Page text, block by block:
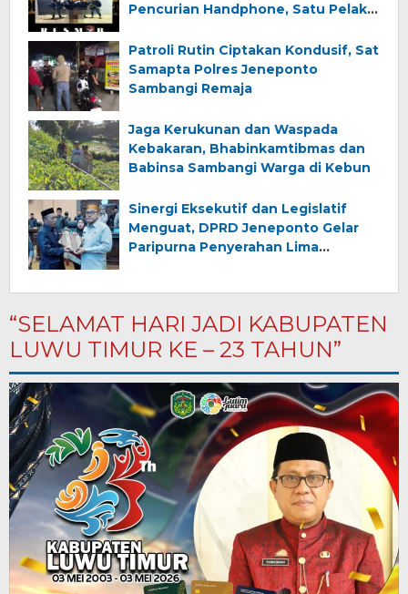
Pencurian Handphone, Satu Pelaku
Patroli Rutin Ciptakan Kondusif, Sat
Samapta Polres Jeneponto
Sambangi Remaja
Jaga Kerukunan dan Waspada
Kebakaran, Bhabinkamtibmas dan
Babinsa Sambangi Warga di Kebun
Sinergi Eksekutif dan Legislatif
Menguat, DPRD Jeneponto Gelar
Paripurna Penyerahan Lima
“SELAMAT HARI JADI KABUPATEN
LUWU TIMUR KE – 23 TAHUN”